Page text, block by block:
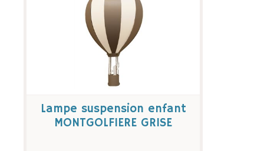
Lampe suspension enfant
MONTGOLFIERE GRISE